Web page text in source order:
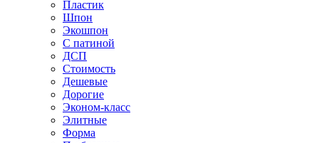
Пластик
Шпон
Экошпон
С патиной
ДСП
Стоимость
Дешевые
Дорогие
Эконом-класс
Элитные
Форма